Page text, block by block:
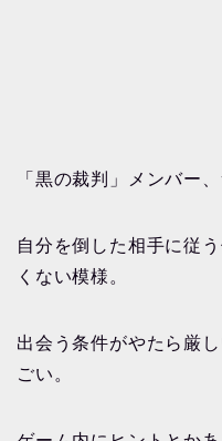
「黒の裁判」メンバー
自分を倒した相手に従
くない模様。
出会う条件がやたら厳
ごい。